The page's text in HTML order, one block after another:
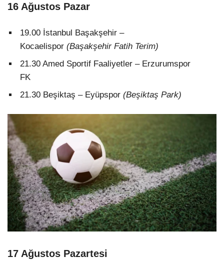
16 Ağustos Pazar
19.00 İstanbul Başakşehir –
Kocaelispor (Başakşehir Fatih Terim)
21.30 Amed Sportif Faaliyetler – Erzurumspor
FK
21.30 Beşiktaş – Eyüpspor (Beşiktaş Park)
17 Ağustos Pazartesi